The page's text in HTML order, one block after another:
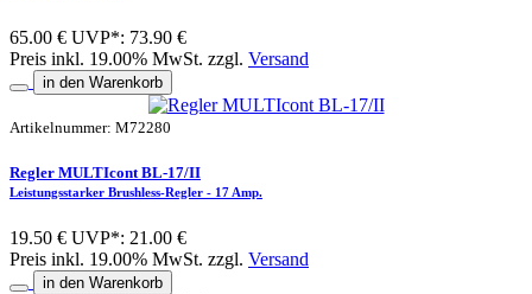
65.00 € UVP*: 73.90 €
Preis inkl. 19.00% MwSt. zzgl. Versand
in den Warenkorb
Artikelnummer: M72280
Regler MULTIcont BL-17/II
Leistungsstarker Brushless-Regler - 17 Amp.
19.50 € UVP*: 21.00 €
Preis inkl. 19.00% MwSt. zzgl. Versand
in den Warenkorb